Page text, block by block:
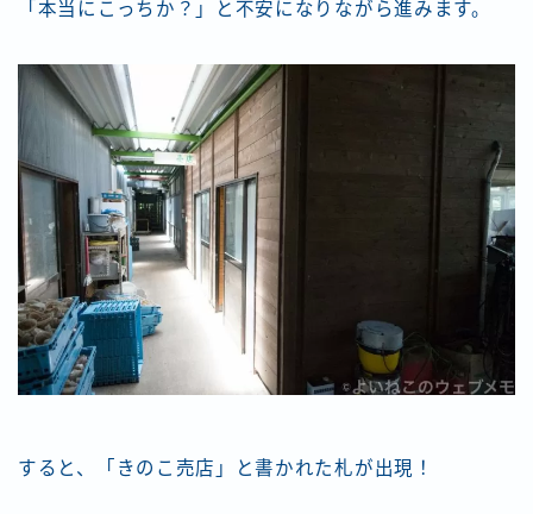
「本当にこっちか？」と不安になりながら進みます。
すると、「きのこ売店」と書かれた札が出現！